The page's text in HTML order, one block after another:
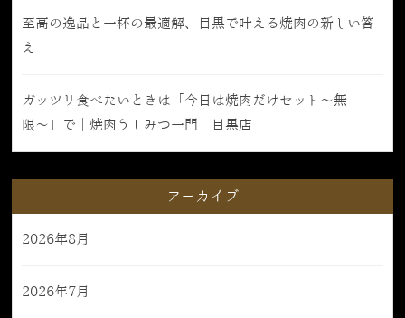
至高の逸品と一杯の最適解、目黒で叶える焼肉の新しい答
え
ガッツリ食べたいときは「今日は焼肉だけセット〜無
限〜」で｜焼肉うしみつ一門 目黒店
アーカイブ
2026年8月
2026年7月